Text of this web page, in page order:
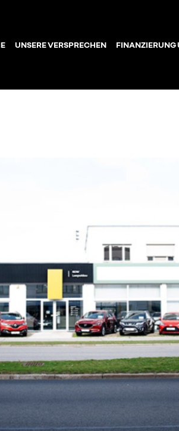
UNSERE VERSPRECHEN FINANZIERUNG